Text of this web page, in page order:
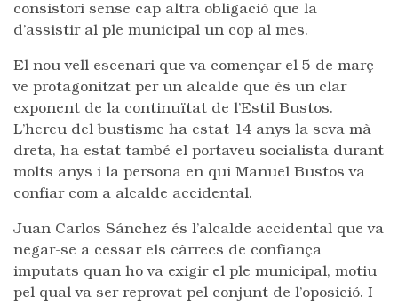
consistori sense cap altra obligació que la
d’assistir al ple municipal un cop al mes.
El nou vell escenari que va començar el 5 de març
ve protagonitzat per un alcalde que és un clar
exponent de la continuïtat de l’Estil Bustos.
L’hereu del bustisme ha estat 14 anys la seva mà
dreta, ha estat també el portaveu socialista durant
molts anys i la persona en qui Manuel Bustos va
confiar com a alcalde accidental.
Juan Carlos Sánchez és l’alcalde accidental que va
negar-se a cessar els càrrecs de confiança
imputats quan ho va exigir el ple municipal, motiu
pel qual va ser reprovat pel conjunt de l’oposició. I